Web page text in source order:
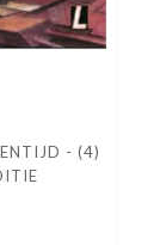
- (4)